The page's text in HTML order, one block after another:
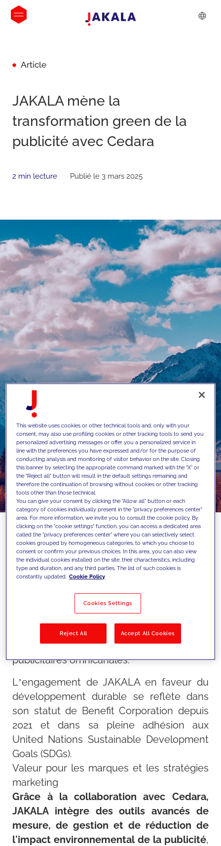
Article
JAKALA mène la
transformation green de la
publicité avec Cedara
2 min lecture Publié le 3 mars 2025
Nouveau partenariat au nom de la
durabilité
annonce un partenariat mondial
Cedara, laCarbon Intelligence
, pour accélérer l'adoption de
pratiques durables dans les campagnes
publicitaires omnicanales.
L’engagement de JAKALA en faveur du
développement durable se reflète dans
son statut de Benefit Corporation depuis
2021 et dans sa pleine adhésion aux
United Nations Sustainable Development
Goals (SDGs).
Valeur pour les marques et les stratégies
marketing
Grâce à la collaboration avec Cedara,
JAKALA intègre des outils avancés de
mesure, de gestion et de réduction de
l'impact environnemental de la publicité,
This website uses cookies or other technical tools and, only with your
consent, may also use profiling cookies or other tracking tools to send you
personalized advertising messages or offer you a personalized service in
line with the preferences you have expressed and/or for the purpose of
conducting analysis and monitoring of visitor behavior on the site. Closing
this banner by selecting the appropriate command marked with the "X" or
the "Reject all" button will result in the default settings remaining and
therefore the continuation of browsing without cookies or other tracking
tools other than those technical.
You can give your consent by clicking the "Allow all" button or each
category of cookies individually present in the "privacy preferences center"
area. For more information, we invite you to consult the cookie policy. By
clicking on the "cookie settings" function, you can access a dedicated area
called the "privacy preferences center" where you can selectively select
cookies grouped by homogeneous categories, to which you choose to
consent or confirm your previous choices. In this area, you can also view
the individual cookies installed on the site, their characteristics, including
type and duration, and any third parties. The list of such cookies is
constantly updated. Cookie Policy
Cookies Settings
Reject All Accept All Cookies